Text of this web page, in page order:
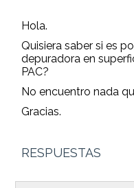
Hola.
Quisiera saber si es
depuradora en
PAC?
No encuentro nada
Gracias.
RESPUESTAS